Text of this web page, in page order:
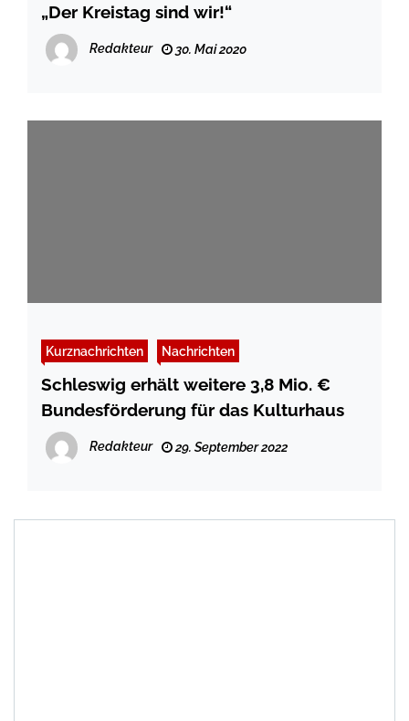
„Der Kreistag sind wir!“
Redakteur 30. Mai 2020
Kurznachrichten Nachrichten
Schleswig erhält weitere 3,8 Mio. €
Bundesförderung für das Kulturhaus
Redakteur 29. September 2022